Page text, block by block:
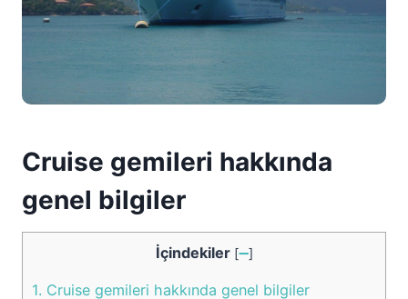
Cruise gemileri hakkında
genel bilgiler
İçindekiler [➖]
1. Cruise gemileri hakkında genel bilgiler